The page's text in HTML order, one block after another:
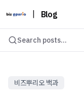
Blog
Search posts...
비즈뿌리오 백과